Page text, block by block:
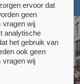
ervoor dat
geen
vragen wij
analytische
het gebruik van
ook geen
vragen wij